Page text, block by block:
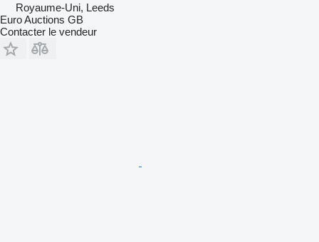
Royaume-Uni, Leeds
Euro Auctions GB
Contacter le vendeur